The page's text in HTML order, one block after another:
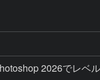
2026でレベ